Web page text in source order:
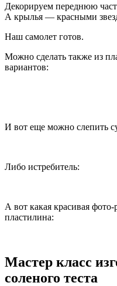
Декорируем переднюю
А крылья — красными
Наш самолет готов.
Можно сделать также из
вариантов:
И вот еще можно слепить
Либо истребитель:
А вот какая красивая
пластилина:
Мастер класс
соленого теста